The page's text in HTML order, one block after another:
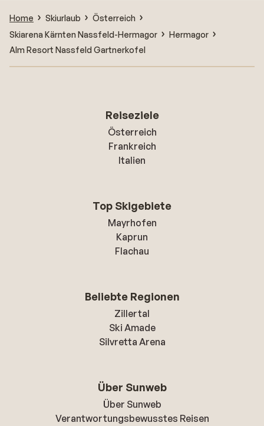
Home Skiurlaub
Österreich
Skiarena Kärnten Nassfeld-Hermagor
Hermagor
Alm Resort Nassfeld Gartnerkofel
Reiseziele
Österreich
Frankreich
Italien
Top Skigebiete
Mayrhofen
Kaprun
Flachau
Beliebte Regionen
Zillertal
Ski Amade
Silvretta Arena
Über Sunweb
Über Sunweb
Verantwortungsbewusstes Reisen